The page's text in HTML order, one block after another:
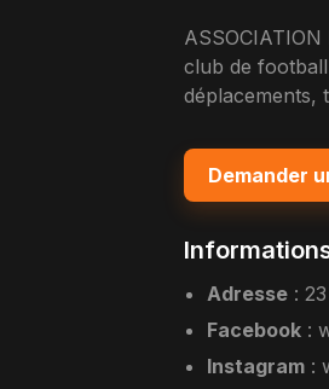
club de
déplacements,
Demander
Adresse :
Facebook :
Instagram :